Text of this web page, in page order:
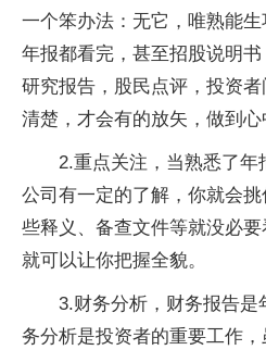
一个笨办法：无它，唯熟能
年报都看完，甚至招股说明书
研究报告，股民点评，投资
清楚，才会有的放矢，做到心
2.重点关注，当熟悉了
公司有一定的了解，你就会
些释义、备查文件等就没必
就可以让你把握全貌。
3.财务分析，财务报告
务分析是投资者的重要工作，